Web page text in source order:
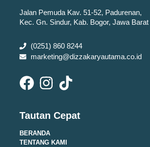
Jalan Pemuda Kav. 51-52, Padurenan,
Kec. Gn. Sindur, Kab. Bogor, Jawa
(0251) 860 8244
marketing@dizzakaryautama.co.id
Tautan Cepat
BERANDA
TENTANG KAMI